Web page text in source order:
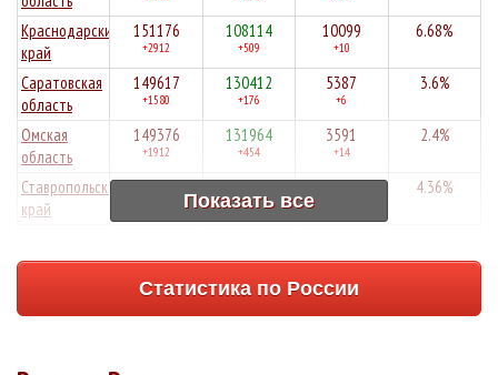
Краснодарский
край
151176
+2912
108114
+509
10099
+10
6.68%
Саратовская
область
149617
+1580
130412
+176
5387
+6
3.6%
Омская
область
149376
+1912
131964
+454
3591
+14
2.4%
Ставропольский
край
149133 128502
+888
6507 4.36%
область
область
146180 126042 6034
Показать все
Статистика по России